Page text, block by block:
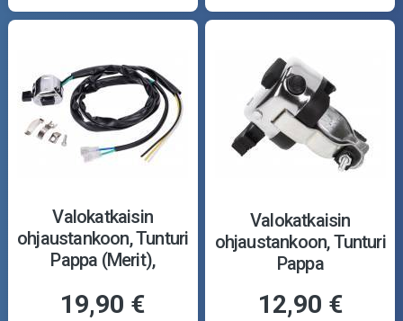
Valokatkaisin
ohjaustankoon, Tunturi
Pappa (Merit),
19,90 €
Valokatkaisin
ohjaustankoon, Tunturi
Pappa
12,90 €